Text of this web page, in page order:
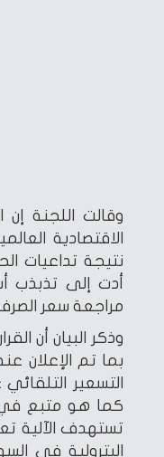
وقالت اللجنة إن
الاقتصادية
نتيجة تداعيات
أدت إلى تذبذب
مراجعة سعر
وذكر البيان أن
التسعير
كما هو متبع في
تستهدف الآلية
البترولية فى